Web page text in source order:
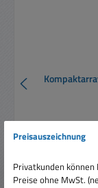
Preisauszeichnung
Privatkunden
Preise ohne MwSt.